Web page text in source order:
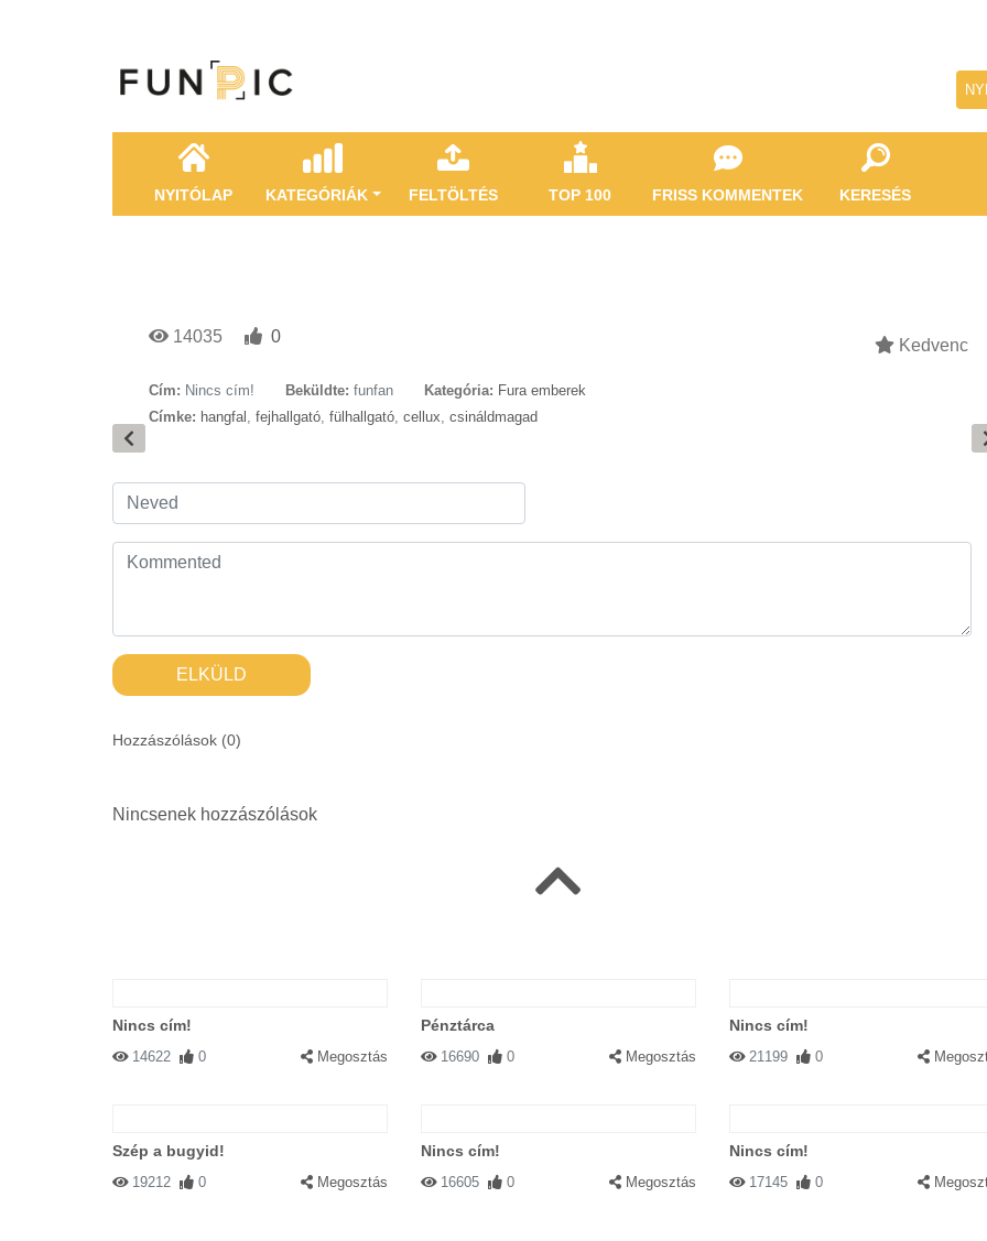
NYITÓLAP KATEGÓRIÁK FELTÖLTÉS TOP 100 FRISS KOMMENTEK KERESÉS
14035 0 Kedvenc
Cím: Nincs cím! Beküldte: funfan Kategória: Fura emberek
Címke: hangfal , fejhallgató, fülhallgató, cellux, csináldmagad
ELKÜLD
Hozzászólások (0)
Nincsenek hozzászólások
Nincs cím!
14622 0 Megosztás
Pénztárca
16690 0 Megosztás
Nincs cím!
21199 0
Szép a bugyid!
19212 0 Megosztás
Nincs cím!
16605 0 Megosztás
Nincs cím!
17145 0